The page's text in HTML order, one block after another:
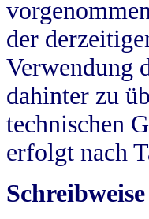
der
Verwendung
dahinter zu
technischen
erfolgt nach